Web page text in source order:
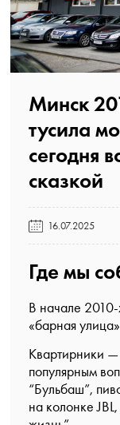
Минск
тусила
сегодня
сказкой️
16.07.2025
Где мы
В начале 2010-
«барная
Квартирники —
популярным
“Бульбаш”,
на колонке